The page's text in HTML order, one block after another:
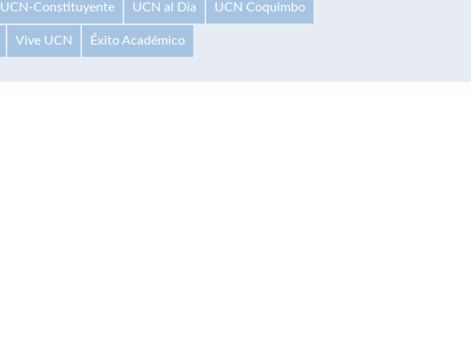
UCN-Constituyente UCN al Día UCN Coquimbo
Vive UCN Éxito Académico